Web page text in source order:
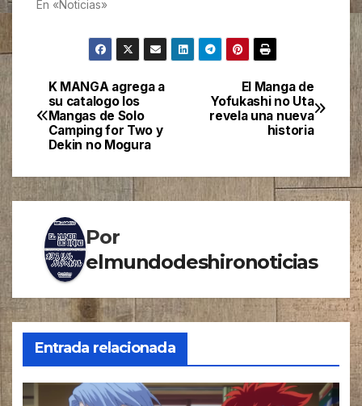
En «Noticias»
Navegación
de
entradas
El Manga de
Yofukashi no Uta
revela una nueva
historia
K MANGA agrega a
su catalogo los
Mangas de Solo
Camping for Two y
Dekin no Mogura
Por
elmundodeshironoticias
Entrada relacionada